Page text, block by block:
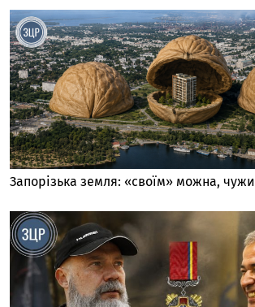
Запорізька земля: «своїм» можна,